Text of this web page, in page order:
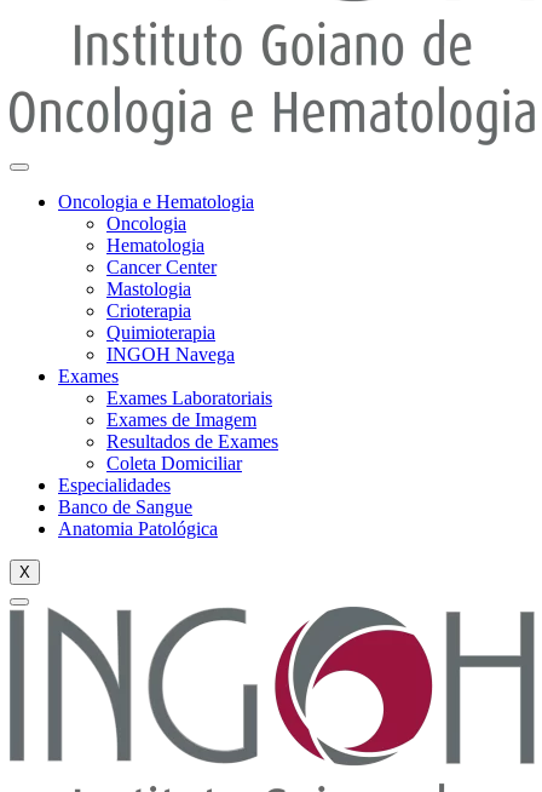
Oncologia e Hematologia
Oncologia
Hematologia
Cancer Center
Mastologia
Crioterapia
Quimioterapia
INGOH Navega
Exames
Exames Laboratoriais
Exames de Imagem
Resultados de Exames
Coleta Domiciliar
Especialidades
Banco de Sangue
Anatomia Patológica
X